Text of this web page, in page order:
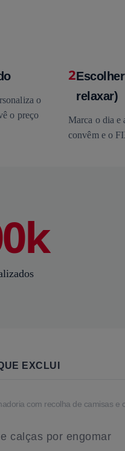
o
o preço
2
relaxar)
Marca o dia e
convêm e o
EXCLUI
com recolha de camisas e
calças por engomar